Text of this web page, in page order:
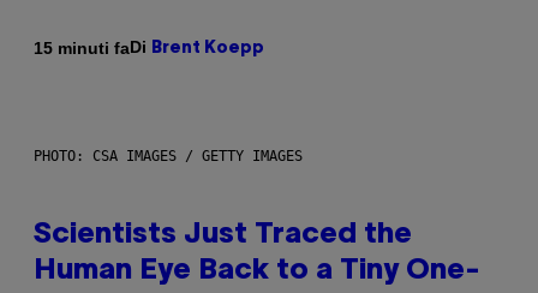
15 minuti faDi Brent Koepp
PHOTO: CSA IMAGES / GETTY IMAGES
Scientists Just Traced the
Human Eye Back to a Tiny One-